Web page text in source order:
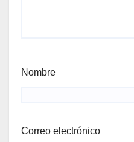
Nombre
Correo electrónico